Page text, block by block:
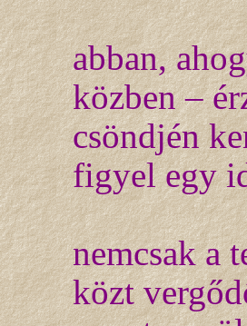
abban,
közben –
csöndjén
figyel egy
nemcsak a
közt